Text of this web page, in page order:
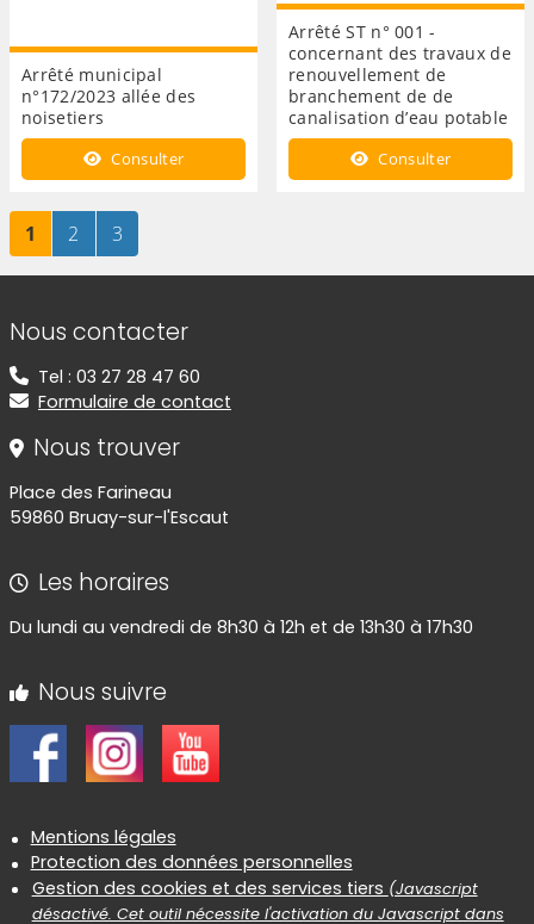
Arrêté municipal
n°172/2023 allée des
noisetiers
Consulter
Arrêté ST n° 001 -
concernant des travaux de
renouvellement de
branchement de de
canalisation d’eau potable
Consulter
Page
1 sur 3Page
2 sur 3Page
3sur 3
Informations de contact
Nous contacter
Tel : 03 27 28 47 60
Formulaire de contact
Nous trouver
Place des Farineau
59860 Bruay-sur-l'Escaut
Les horaires
Du lundi au vendredi de 8h30 à 12h et de 13h30 à 17h30
Nous suivre
Informations réglementaires
Mentions légales
Protection des données personnelles
Gestion des cookies et des services tiers (Javascript
désactivé. Cet outil nécessite l'activation du Javascript dans